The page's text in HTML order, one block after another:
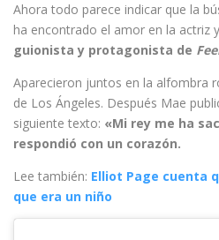
Ahora todo parece indicar que la
ha encontrado el amor en la actriz
guionista y protagonista de
Aparecieron juntos en la alfombra
de Los Ángeles. Después Mae
siguiente texto: «Mi rey me ha
respondió con un corazón.
Lee también: Elliot Page cuenta
que era un niño